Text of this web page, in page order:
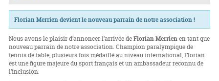
Florian Merrien devient le nouveau parrain de notre association !
Nous avons le plaisir d’annoncer l’arrivée deFlorian Merrienen tant que
nouveau parrain de notre association. Champion paralympique de
tennis de table, plusieurs fois médaillé au niveau international, Florian
est une figure majeure du sport français et un ambassadeur reconnu de
l’inclusion.